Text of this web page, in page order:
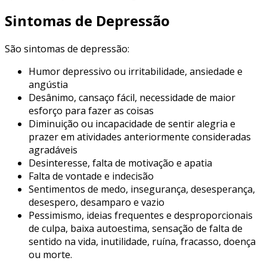
Sintomas de Depressão
São sintomas de depressão:
Humor depressivo ou irritabilidade, ansiedade e
angústia
Desânimo, cansaço fácil, necessidade de maior
esforço para fazer as coisas
Diminuição ou incapacidade de sentir alegria e
prazer em atividades anteriormente consideradas
agradáveis
Desinteresse, falta de motivação e apatia
Falta de vontade e indecisão
Sentimentos de medo, insegurança, desesperança,
desespero, desamparo e vazio
Pessimismo, ideias frequentes e desproporcionais
de culpa, baixa autoestima, sensação de falta de
sentido na vida, inutilidade, ruína, fracasso, doença
ou morte.